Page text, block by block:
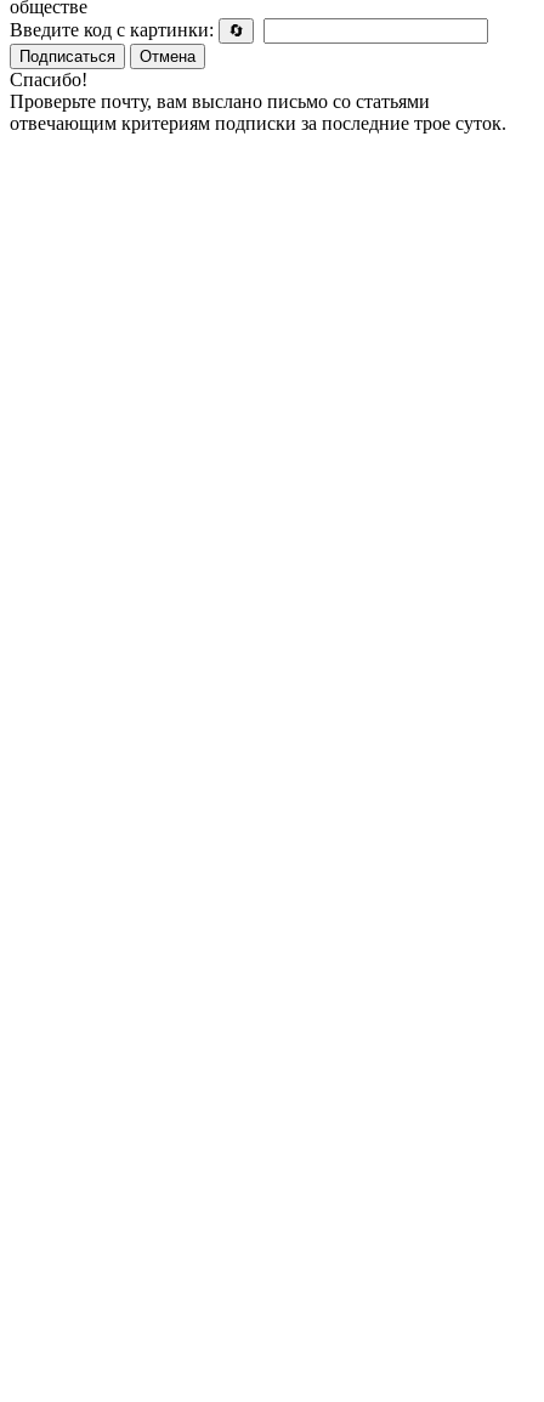
обществе
Введите код с картинки:
🔄
Подписаться
Отмена
Спасибо!
Проверьте почту, вам выслано письмо со статьями
отвечающим критериям подписки за последние трое суток.